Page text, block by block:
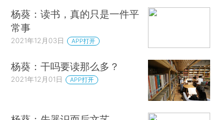
杨葵：读书，真的只是一件平
常事
2021年12月03日 APP打开
杨葵：干吗要读那么多？
2021年12月01日 APP打开